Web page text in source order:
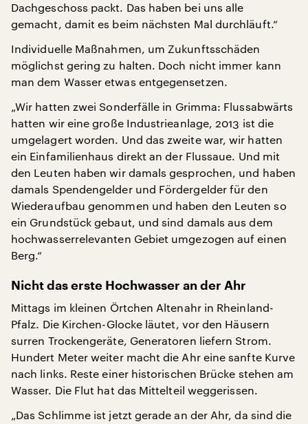
Dachgeschoss packt. Das haben bei uns alle
gemacht, damit es beim nächsten Mal durchläuft.“
Individuelle Maßnahmen, um Zukunftsschäden
möglichst gering zu halten. Doch nicht immer kann
man dem Wasser etwas entgegensetzen.
„Wir hatten zwei Sonderfälle in Grimma: Flussabwärts
hatten wir eine große Industrieanlage, 2013 ist die
umgelagert worden. Und das zweite war, wir hatten
ein Einfamilienhaus direkt an der Flussaue. Und mit
den Leuten haben wir damals gesprochen, und haben
damals Spendengelder und Fördergelder für den
Wiederaufbau genommen und haben den Leuten so
ein Grundstück gebaut, und sind damals aus dem
hochwasserrelevanten Gebiet umgezogen auf einen
Berg.“
Nicht das erste Hochwasser an der Ahr
Mittags im kleinen Örtchen Altenahr in Rheinland-
Pfalz. Die Kirchen-Glocke läutet, vor den Häusern
surren Trockengeräte, Generatoren liefern Strom.
Hundert Meter weiter macht die Ahr eine sanfte Kurve
nach links. Reste einer historischen Brücke stehen am
Wasser. Die Flut hat das Mittelteil weggerissen.
„Das Schlimme ist jetzt gerade an der Ahr, da sind die